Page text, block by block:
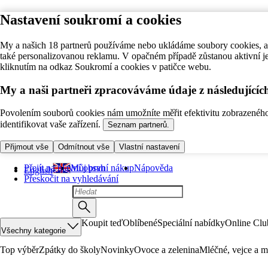
Nastavení soukromí a cookies
My a našich 18 partnerů používáme nebo ukládáme soubory
také personalizovanou reklamu. V opačném případě zůstanou
kliknutím na odkaz Soukromí a cookies v patičce webu.
My a naši partneři zpracováváme údaje z
Povolením souborů cookies nám umožníte měřit efektivitu
identifikovat vaše zařízení.
Seznam partnerů.
Přijmout vše Odmítnout vše Vlastní nastavení
Přejít na hlavní obsah
Přeskočit na vyhledávání
English Můj první nákupNápověda
Všechny kategorie
Koupit teďOblíbenéSpeciální nabídkyOnline
Top výběrZpátky do školyNovinkyOvoce a zeleninaMléčné, vejce a